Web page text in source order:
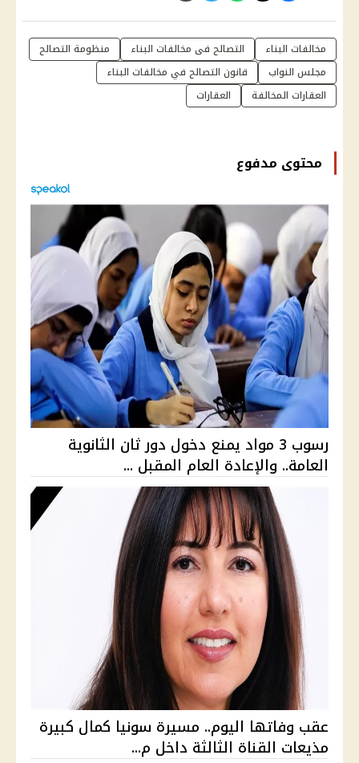
مخالفات البناء التصالح فى مخالفات البناء
منظومة التصالح
مجلس النواب
قانون التصالح في مخالفات البناء
العقارات المخالفة
العقارات
محتوى مدفوع
رسوب 3 مواد يمنع دخول دور ثان الثانوية
العامة.. والإعادة العام المقبل ...
عقب وفاتها اليوم.. مسيرة سونيا كمال كبيرة
مذيعات القناة الثالثة داخل م...